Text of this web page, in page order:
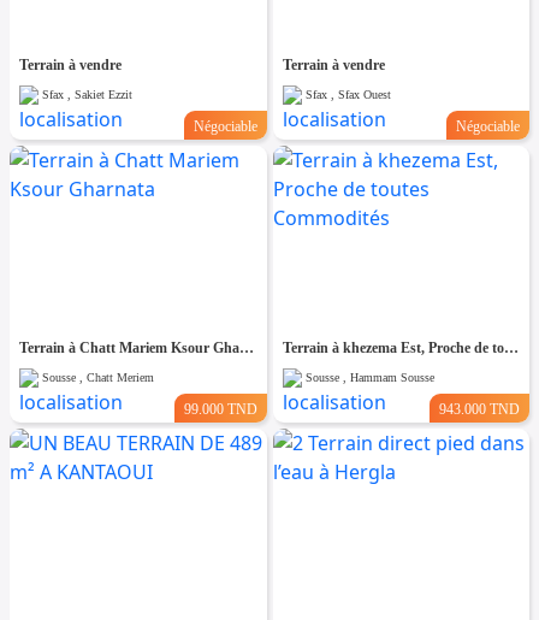
Terrain à vendre
Sfax , Sakiet Ezzit
Négociable
Terrain à vendre
Sfax , Sfax Ouest
Négociable
Terrain à Chatt Mariem Ksour Gharnata
Sousse , Chatt Meriem
99.000 TND
Terrain à khezema Est, Proche de toutes Commodités
Sousse , Hammam Sousse
943.000 TND